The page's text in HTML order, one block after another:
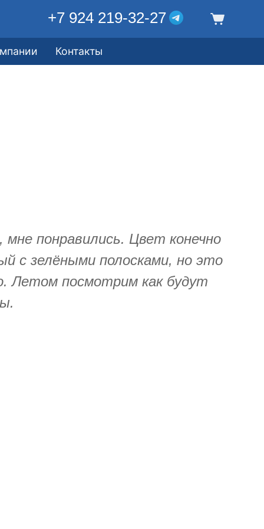
+7 924 219-32-27
Контакты
понравились. Цвет конечно
с зелёными полосками, но это
Летом посмотрим как будут